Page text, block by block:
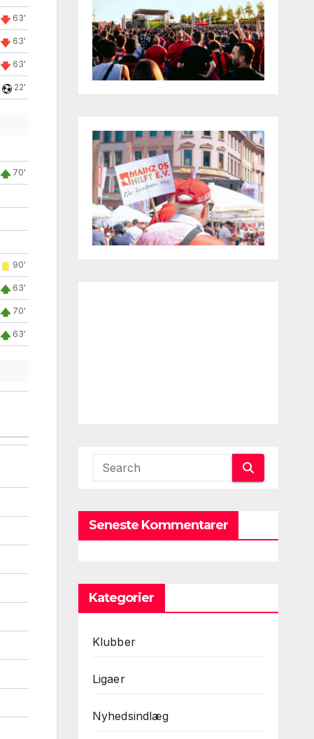
63'
63'
63'
22'
70'
90'
63'
70'
63'
Seneste Kommentarer
Kategorier
Klubber
Ligaer
Nyhedsindlæg